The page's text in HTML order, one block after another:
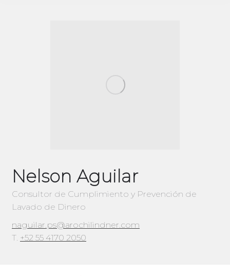
Nelson Aguilar
Consultor de Cumplimiento y Prevención de
Lavado de Dinero
naguilar.ps@arochilindner.com
T. +52 55 4170 2050